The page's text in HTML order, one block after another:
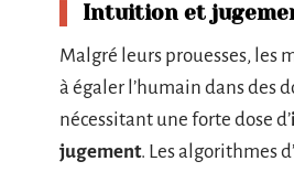
Intuition et
Malgré leurs prouesses, les
à égaler l’humain dans des
nécessitant une forte dose d’
jugement. Les algorithmes